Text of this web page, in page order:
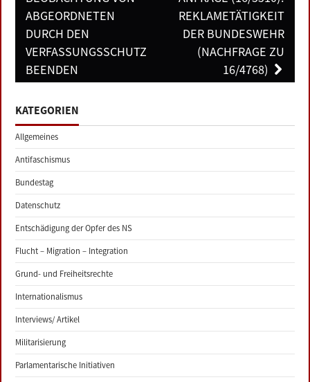
ABGEORDNETEN
DURCH DEN
VERFASSUNGSSCHUTZ
BEENDEN
REKLAMETÄTIGKEIT
DER BUNDESWEHR
(NACHFRAGE ZU
16/4768)
KATEGORIEN
Allgemeines
Antifaschismus
Bundestag
Datenschutz
Entschädigung der Opfer des NS
Flucht – Migration – Integration
Grund- und Freiheitsrechte
Internationalismus
Interviews/ Artikel
Militarisierung
Parlamentarische Initiativen